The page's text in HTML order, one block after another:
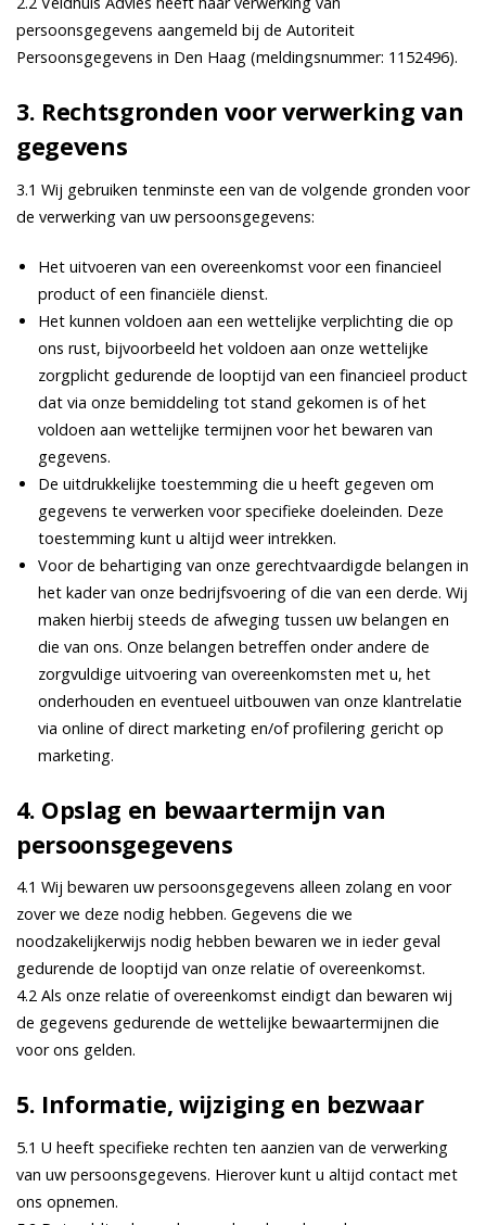
persoonsgegevens aangemeld bij de Autoriteit
Persoonsgegevens in Den Haag (meldingsnummer: 1152496).
3. Rechtsgronden voor verwerking van
gegevens
3.1 Wij gebruiken tenminste een van de volgende gronden voor
de verwerking van uw persoonsgegevens:
Het uitvoeren van een overeenkomst voor een financieel
product of een financiële dienst.
Het kunnen voldoen aan een wettelijke verplichting die op
ons rust, bijvoorbeeld het voldoen aan onze wettelijke
zorgplicht gedurende de looptijd van een financieel product
dat via onze bemiddeling tot stand gekomen is of het
voldoen aan wettelijke termijnen voor het bewaren van
gegevens.
De uitdrukkelijke toestemming die u heeft gegeven om
gegevens te verwerken voor specifieke doeleinden. Deze
toestemming kunt u altijd weer intrekken.
Voor de behartiging van onze gerechtvaardigde belangen in
het kader van onze bedrijfsvoering of die van een derde. Wij
maken hierbij steeds de afweging tussen uw belangen en
die van ons. Onze belangen betreffen onder andere de
zorgvuldige uitvoering van overeenkomsten met u, het
onderhouden en eventueel uitbouwen van onze klantrelatie
via online of direct marketing en/of profilering gericht op
marketing.
4. Opslag en bewaartermijn van
persoonsgegevens
4.1 Wij bewaren uw persoonsgegevens alleen zolang en voor
zover we deze nodig hebben. Gegevens die we
noodzakelijkerwijs nodig hebben bewaren we in ieder geval
gedurende de looptijd van onze relatie of overeenkomst.
4.2 Als onze relatie of overeenkomst eindigt dan bewaren wij
de gegevens gedurende de wettelijke bewaartermijnen die
voor ons gelden.
5. Informatie, wijziging en bezwaar
5.1 U heeft specifieke rechten ten aanzien van de verwerking
van uw persoonsgegevens. Hierover kunt u altijd contact met
ons opnemen.